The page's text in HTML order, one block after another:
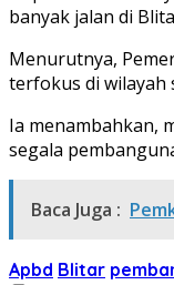
banyak jalan di
Menurutnya,
terfokus di wilayah
Ia menambahkan,
segala
Baca Juga :
Apbd Blitar